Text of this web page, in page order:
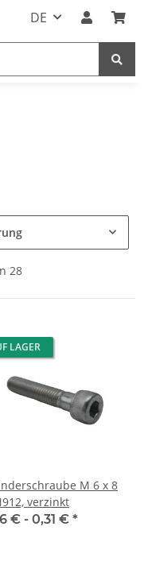
DE
28
LAGER
M 6 x 8
verzinkt
€ - 0,31 € *